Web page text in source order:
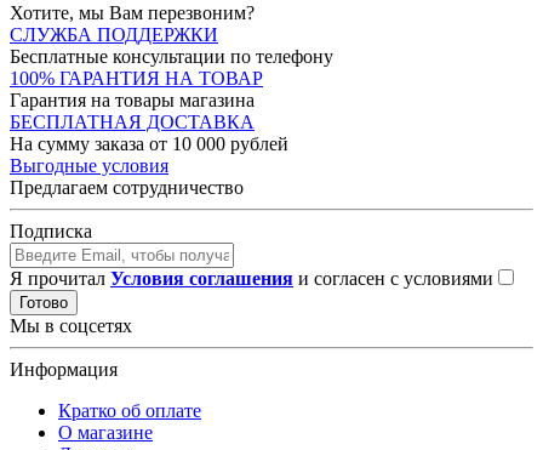
Хотите, мы Вам перезвоним?
СЛУЖБА ПОДДЕРЖКИ
Бесплатные консультации по телефону
100% ГАРАНТИЯ НА ТОВАР
Гарантия на товары магазина
БЕСПЛАТНАЯ ДОСТАВКА
На сумму заказа от 10 000 рублей
Выгодные условия
Предлагаем сотрудничество
Подписка
Я прочитал Условия соглашения и согласен с условиями
Готово
Мы в соцсетях
Информация
Кратко об оплате
О магазине